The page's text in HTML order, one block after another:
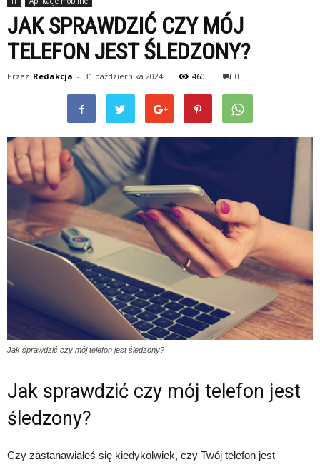
JAK SPRAWDZIĆ CZY MÓJ
TELEFON JEST ŚLEDZONY?
Przez Redakcja - 31 października 2024 460 0
Jak sprawdzić czy mój telefon jest śledzony?
Jak sprawdzić czy mój telefon jest
śledzony?
Czy zastanawiałeś się kiedykolwiek, czy Twój telefon jest